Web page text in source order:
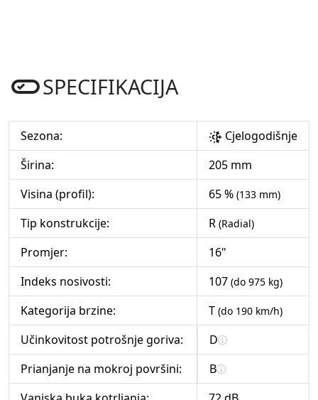
SPECIFIKACIJA
Sezona:
Cjelogodišnje
Širina:
205 mm
Visina (profil):
65 % (133 mm)
Tip konstrukcije: R (Radial)
Promjer:
16"
Indeks nosivosti:
107 (do 975 kg)
Kategorija brzine: T (do 190 km/h)
Učinkovitost potrošnje goriva:
D
Prianjanje na mokroj površini:
B